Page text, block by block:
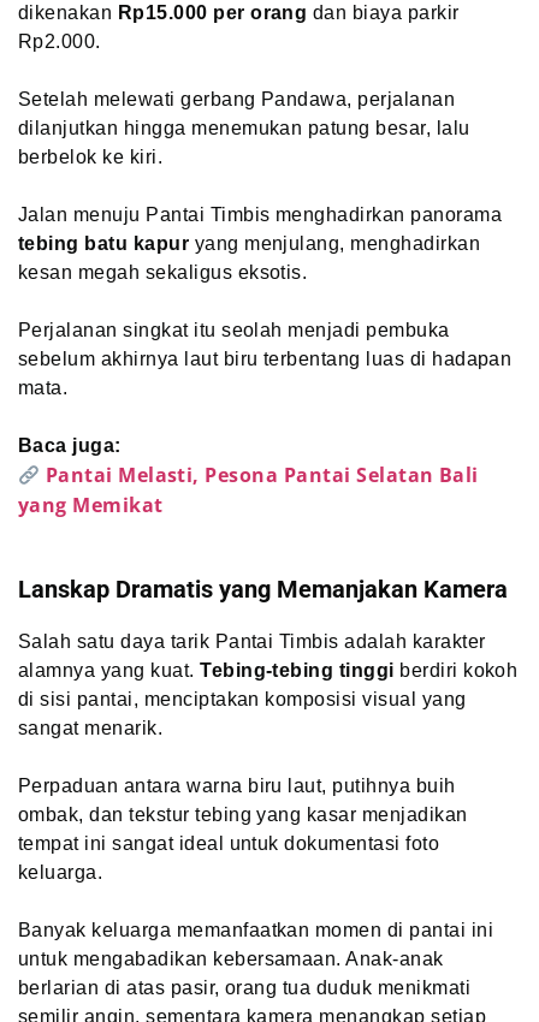
dikenakan Rp15.000 per orang dan biaya parkir
Rp2.000.
Setelah melewati gerbang Pandawa, perjalanan
dilanjutkan hingga menemukan patung besar, lalu
berbelok ke kiri.
Jalan menuju Pantai Timbis menghadirkan panorama
tebing batu kapur yang menjulang, menghadirkan
kesan megah sekaligus eksotis.
Perjalanan singkat itu seolah menjadi pembuka
sebelum akhirnya laut biru terbentang luas di hadapan
mata.
Baca juga:
Pantai Melasti, Pesona Pantai Selatan Bali
yang Memikat
Lanskap Dramatis yang Memanjakan Kamera
Salah satu daya tarik Pantai Timbis adalah karakter
alamnya yang kuat.Tebing-tebing tinggi berdiri kokoh
di sisi pantai, menciptakan komposisi visual yang
sangat menarik.
Perpaduan antara warna biru laut, putihnya buih
ombak, dan tekstur tebing yang kasar menjadikan
tempat ini sangat ideal untuk dokumentasi foto
keluarga.
Banyak keluarga memanfaatkan momen di pantai ini
untuk mengabadikan kebersamaan. Anak-anak
berlarian di atas pasir, orang tua duduk menikmati
semilir angin, sementara kamera menangkap setiap